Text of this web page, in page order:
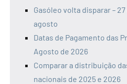
Gasóleo volta disparar –
agosto
Datas de Pagamento das
Agosto de 2026
Comparar a distribuição
nacionais de 2025 e 2026